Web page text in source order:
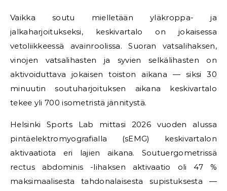
Vaikka soutu mielletään yläkroppa- ja
jalkaharjoitukseksi, keskivartalo on jokaisessa
vetoliikkeessä avainroolissa. Suoran vatsalihaksen,
vinojen vatsalihasten ja syvien selkälihasten on
aktivoiduttava jokaisen toiston aikana — siksi 30
minuutin soutuharjoituksen aikana keskivartalo
tekee yli 700 isometristä jännitystä.
Helsinki Sports Lab mittasi 2026 vuoden alussa
pintäelektromyografialla (sEMG) keskivartalon
aktivaatiota eri lajien aikana. Soutuergometrissä
rectus abdominis -lihaksen aktivaatio oli 47 %
maksimaalisesta tahdonalaisesta supistuksesta —